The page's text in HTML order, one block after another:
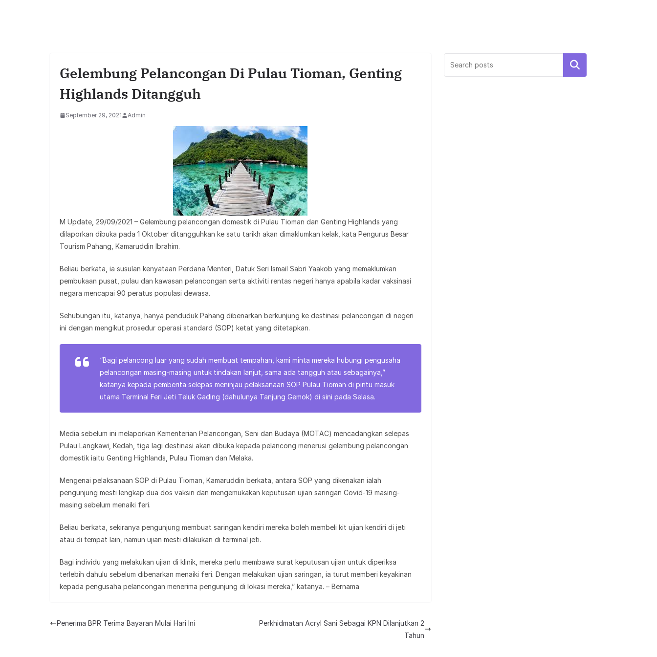
Gelembung Pelancongan Di Pulau Tioman, Genting
Highlands Ditangguh
September 29, 2021 Admin
M Update, 29/09/2021 – Gelembung pelancongan domestik di Pulau Tioman dan Genting Highlands yang
dilaporkan dibuka pada 1 Oktober ditangguhkan ke satu tarikh akan dimaklumkan kelak, kata Pengurus Besar
Tourism Pahang, Kamaruddin Ibrahim.
Beliau berkata, ia susulan kenyataan Perdana Menteri, Datuk Seri Ismail Sabri Yaakob yang memaklumkan
pembukaan pusat, pulau dan kawasan pelancongan serta aktiviti rentas negeri hanya apabila kadar vaksinasi
negara mencapai 90 peratus populasi dewasa.
Sehubungan itu, katanya, hanya penduduk Pahang dibenarkan berkunjung ke destinasi pelancongan di negeri
ini dengan mengikut prosedur operasi standard (SOP) ketat yang ditetapkan.
“Bagi pelancong luar yang sudah membuat tempahan, kami minta mereka hubungi pengusaha
pelancongan masing-masing untuk tindakan lanjut, sama ada tangguh atau sebagainya,”
katanya kepada pemberita selepas meninjau pelaksanaan SOP Pulau Tioman di pintu masuk
utama Terminal Feri Jeti Teluk Gading (dahulunya Tanjung Gemok) di sini pada Selasa.
Media sebelum ini melaporkan Kementerian Pelancongan, Seni dan Budaya (MOTAC) mencadangkan selepas
Pulau Langkawi, Kedah, tiga lagi destinasi akan dibuka kepada pelancong menerusi gelembung pelancongan
domestik iaitu Genting Highlands, Pulau Tioman dan Melaka.
Mengenai pelaksanaan SOP di Pulau Tioman, Kamaruddin berkata, antara SOP yang dikenakan ialah
pengunjung mesti lengkap dua dos vaksin dan mengemukakan keputusan ujian saringan Covid-19 masing-
masing sebelum menaiki feri.
Beliau berkata, sekiranya pengunjung membuat saringan kendiri mereka boleh membeli kit ujian kendiri di jeti
atau di tempat lain, namun ujian mesti dilakukan di terminal jeti.
Bagi individu yang melakukan ujian di klinik, mereka perlu membawa surat keputusan ujian untuk diperiksa
terlebih dahulu sebelum dibenarkan menaiki feri. Dengan melakukan ujian saringan, ia turut memberi keyakinan
kepada pengusaha pelancongan menerima pengunjung di lokasi mereka,” katanya. – Bernama
Penerima BPR Terima Bayaran Mulai Hari Ini
Perkhidmatan Acryl Sani Sebagai KPN Dilanjutkan 2
Tahun
Search